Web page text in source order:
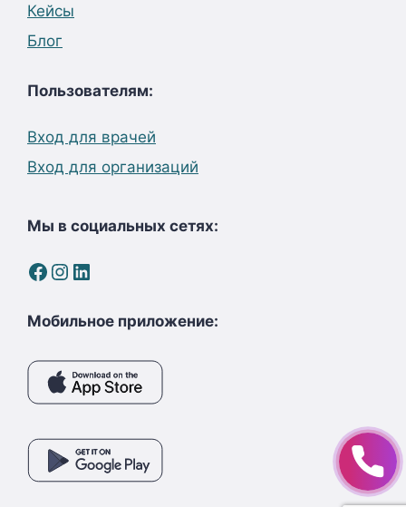
Кейсы
Блог
Пользователям:
Вход для врачей
Вход для организаций
Мы в социальных сетях:
Facebook
Instagram
LinkedIn
Мобильное приложение: